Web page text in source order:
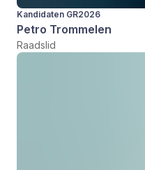
Kandidaten GR2026
Petro Trommelen
Raadslid